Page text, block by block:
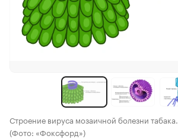
Строение вируса мозаичной болезни табака.
(Фото: «Фоксфорд»)